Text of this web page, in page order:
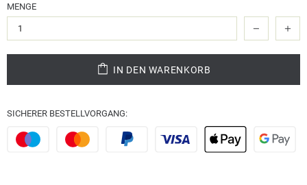
MENGE
IN DEN WARENKORB
SICHERER BESTELLVORGANG: